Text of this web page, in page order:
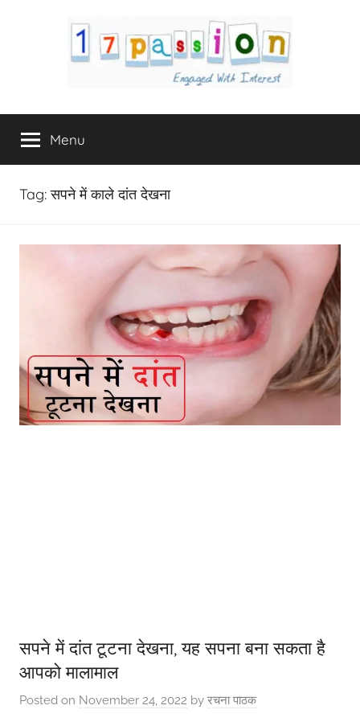
17Passion.com
InterestMenu
Tag:सपने में काले दांत देखना
सपने में दांत टूटना देखना, यह सपना बना सकता है
आपको मालामाल
Posted on November 24, 2022 by रचना पाठक